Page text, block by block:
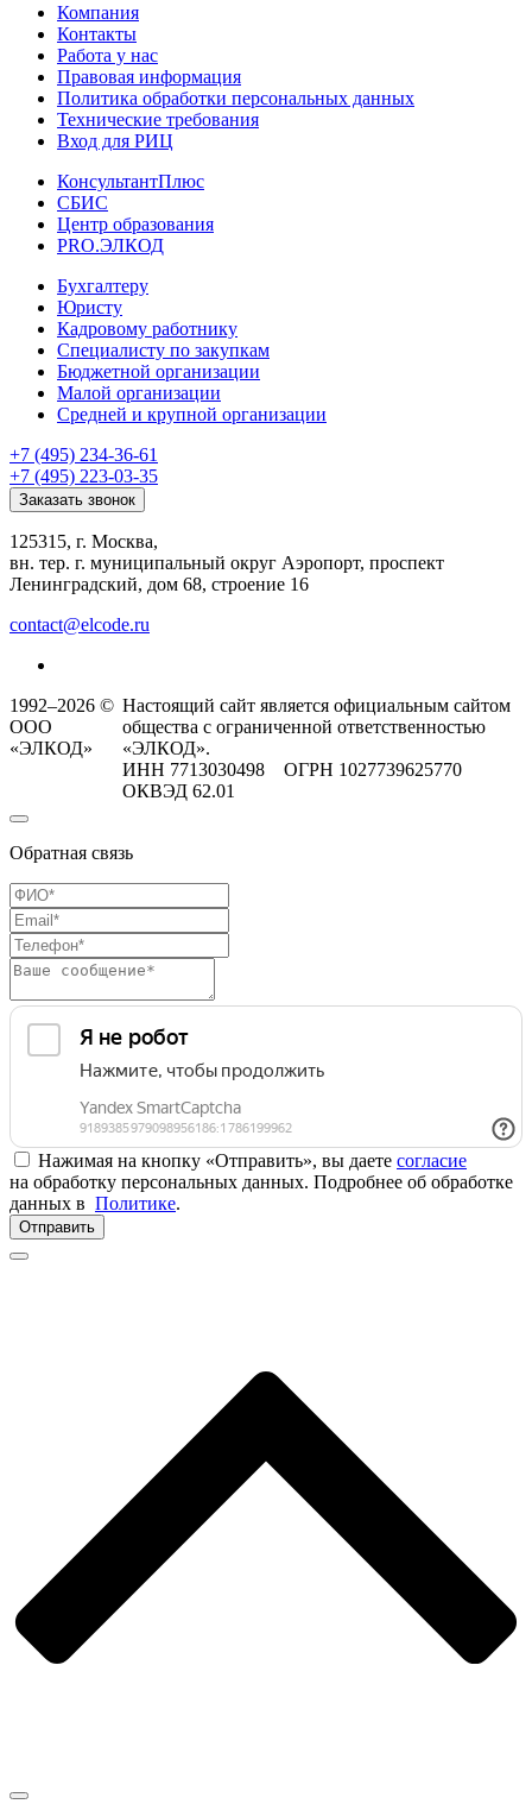
Компания
Контакты
Работа у нас
Правовая информация
Политика обработки персональных данных
Технические требования
Вход для РИЦ
КонсультантПлюс
СБИС
Центр образования
PRO.ЭЛКОД
Бухгалтеру
Юристу
Кадровому работнику
Специалисту по закупкам
Бюджетной организации
Малой организации
Средней и крупной организации
+7 (495) 234-36-61
+7 (495) 223-03-35
Заказать звонок
125315, г. Москва,
вн. тер. г. муниципальный округ Аэропорт, проспект
Ленинградский, дом 68, строение 16
contact@elcode.ru
1992–2026 ©
ООО
«ЭЛКОД»
Настоящий сайт является официальным сайтом
общества с ограниченной ответственностью
«ЭЛКОД».
ИНН 7713030498 ОГРН 1027739625770
ОКВЭД 62.01
Обратная связь
Нажимая на кнопку «Отправить», вы даете согласие
на обработку персональных данных. Подробнее об обработке
данных в Политике.
Отправить